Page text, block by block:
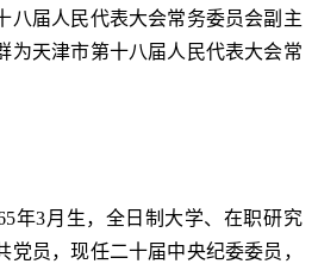
八届人民代表大会常务委员会副主
为天津市第十八届人民代表大会常
年3月生，全日制大学、在职研究
党员，现任二十届中央纪委委员，